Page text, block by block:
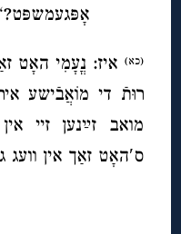
(כא) איז: נֳעָמִי האָט
רוּתֿ די מוֹאֲבֿישע
מואב זײַנען זיי
ס′האָט זאַך אין וועג